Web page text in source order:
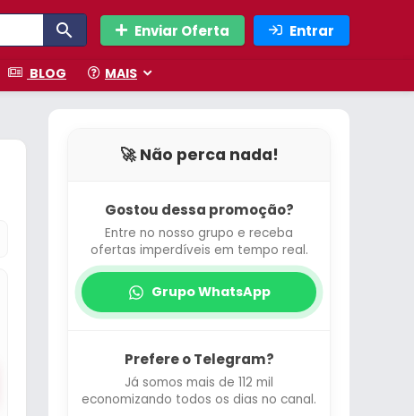
Enviar Oferta Entrar
BLOG MAIS
🚀 Não perca nada!
Gostou dessa promoção?
Entre no nosso grupo e receba
ofertas imperdíveis em tempo real.
Grupo WhatsApp
Prefere o Telegram?
Já somos mais de 112 mil
economizando todos os dias no canal.